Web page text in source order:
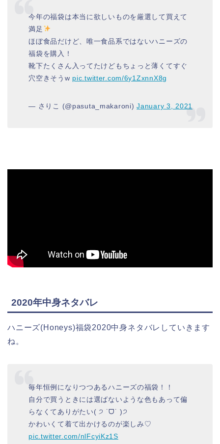
今年の福袋は本当に欲しいものを厳選して買えて
満足
ほぼ食品だけど、唯一食品系ではないハニーズの
福袋を購入！
靴下たくさん入ってたけどもちょっと薄くてすぐ
穴空きそうw pic.twitter.com/6y1ZxnnX8g
— さりこ (@pasuta_makaroni)January 3, 2021
2020年中身ネタバレ
ハニーズ(Honeys)福袋2020中身ネタバレしていきます
ね。
毎年恒例になりつつあるハニーズの福袋！！
自分で買うときには選ばないような色もあって偏
らなくてありがたい( ੭ ˙ᗜ˙ )੭
かわいくて着て出かけるのが楽しみ♡
pic.twitter.com/nlFcyiKz1S